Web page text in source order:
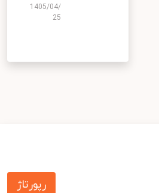
1405/04/
25
رپورتاژ